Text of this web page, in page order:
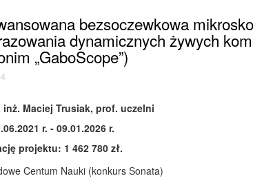
bezsoczewkowa
dynamicznych żywych
„GaboScope”)
inż. Maciej Trusiak, prof. uczelni
r. - 09.01.2026 r.
projektu: 1 462 780 zł.
Centum Nauki (konkurs Sonata)